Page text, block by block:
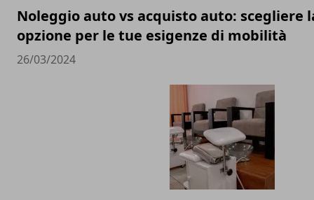
Noleggio auto vs acquisto auto: scegliere
opzione per le tue esigenze di mobilità
26/03/2024